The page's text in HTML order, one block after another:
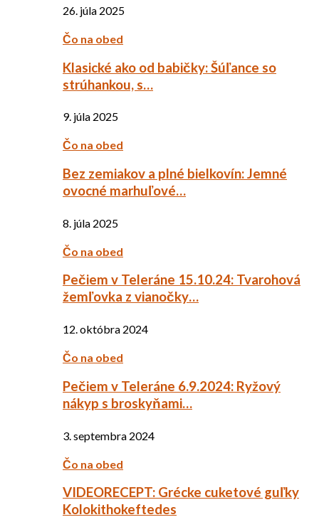
26. júla 2025
Čo na obed
Klasické ako od babičky: Šúľance so
strúhankou, s…
9. júla 2025
Čo na obed
Bez zemiakov a plné bielkovín: Jemné
ovocné marhuľové…
8. júla 2025
Čo na obed
Pečiem v Teleráne 15.10.24: Tvarohová
žemľovka z vianočky…
12. októbra 2024
Čo na obed
Pečiem v Teleráne 6.9.2024: Ryžový
nákyp s broskyňami…
3. septembra 2024
Čo na obed
VIDEORECEPT: Grécke cuketové guľky
Kolokithokeftedes